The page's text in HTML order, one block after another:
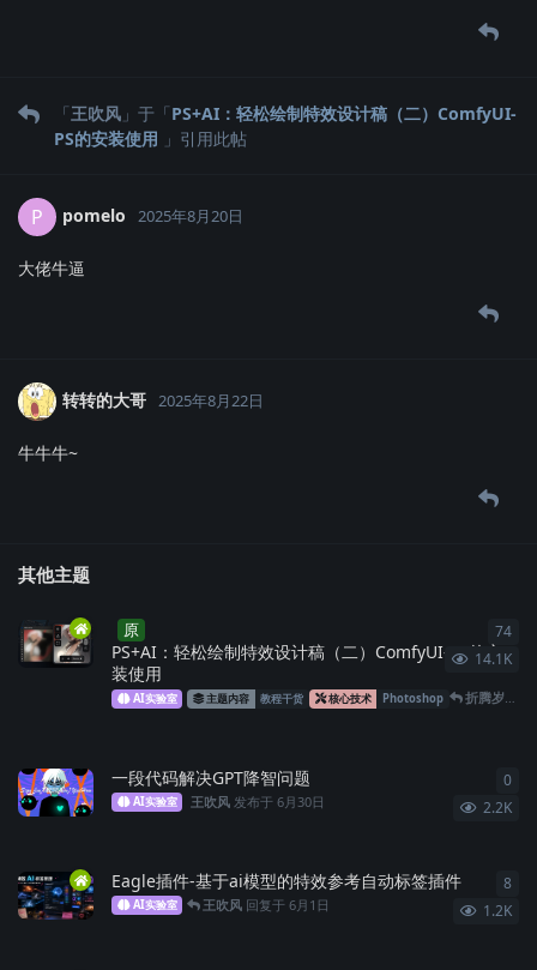
「王吹风 」于「PS+AI：轻松绘制特效设计稿（二）ComfyUI-
PS的安装使用 」引用此帖
P pomelo 2025年8月20日
大佬牛逼
转转的大哥 2025年8月22日
牛牛牛~
其他主题
原
PS+AI：轻松绘制特效设计稿（二）ComfyUI-PS的安
装使用
AI实验室 主题内容 教程干货 核心技术 Photoshop 折腾岁月
14.1K
74
一段代码解决GPT降智问题
AI实验室 王吹风 发布于6月30日 2.2K
0
Eagle插件-基于ai模型的特效参考自动标签插件
AI实验室 王吹风 回复于6月1日 1.2K
8